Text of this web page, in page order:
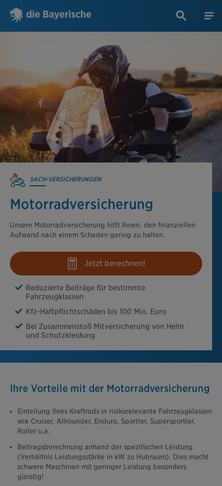
SACH-VERSICHERUNGEN
Motorradversicherung
Unsere Motorradversicherung hilft Ihnen, den finanziellen
Aufwand nach einem Schaden gering zu halten.
Jetzt berechnen!
Reduzierte Beiträge für bestimmte
Fahrzeugklassen
Kfz-Haftpflichtschäden bis 100 Mio. Euro
Bei Zusammenstoß Mitversicherung von Helm
und Schutzkleidung
Ihre Vorteile mit der Motorradversicherung
Einteilung Ihres Kraftrads in risikorelevante Fahrzeugklassen
wie Cruiser, Allrounder, Enduro, Sportler, Supersportler,
Roller u.a.
Beitragsberechnung anhand der spezifischen Leistung
(Verhältnis Leistungsstärke in kW zu Hubraum). Dies macht
schwere Maschinen mit geringer Leistung besonders
günstig!